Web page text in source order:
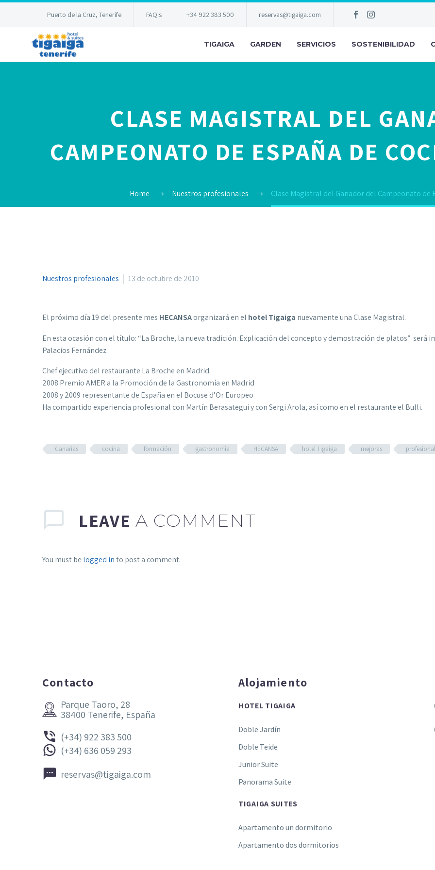
Puerto de la Cruz, Tenerife FAQ's +34 922 383 500 reservas@tigaiga.com
TIGAIGA GARDEN SERVICIOS SOSTENIBILIDAD
CLASE MAGISTRAL DEL
CAMPEONATO DE ESPAÑA DE
Home Nuestros profesionales Clase Magistral del Ganador del Campeonato de
Nuestros profesionales 13 de octubre de 2010
El próximo día 19 del presente mes HECANSAorganizará en el hotel Tigaiga nuevamente una Clase Magistral.
En esta ocasión con el título: “La Broche, la nueva tradición. Explicación del concepto y demostración de platos” será
Palacios Fernández.
Chef ejecutivo del restaurante La Broche en Madrid.
2008 Premio AMER a la Promoción de la Gastronomía en Madrid
2008 y 2009 representante de España en el Bocuse d’Or Europeo
Ha compartido experiencia profesional con Martín Berasategui y con Sergi Arola, así como en el restaurante el Bulli.
Canarias cocina formación gastronomía HECANSA hotel Tigaiga mejoras
LEAVE A COMMENT
You must be logged into post a comment.
Contacto

 Parque Taoro, 28
38400 Tenerife, España

 (+34) 922 383 500

 (+34) 636 059 293

 reservas@tigaiga.com
Alojamiento
HOTEL TIGAIGA
Doble Jardín
Doble Teide
Junior Suite
Panorama Suite
TIGAIGA SUITES
Apartamento un dormitorio
Apartamento dos dormitorios